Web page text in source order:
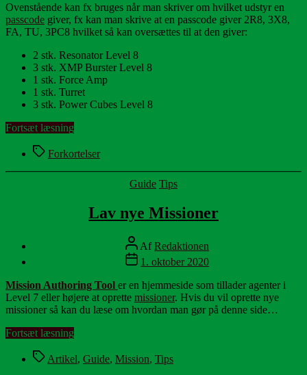
Ovenstående kan fx bruges når man skriver om hvilket udstyr en
passcode giver, fx kan man skrive at en passcode giver 2R8, 3X8,
FA, TU, 3PC8 hvilket så kan oversættes til at den giver:
2 stk. Resonator Level 8
3 stk. XMP Burster Level 8
1 stk. Force Amp
1 stk. Turret
3 stk. Power Cubes Level 8
Fortsæt læsning
TagsForkortelser
Kategorier
Guide Tips
Lav nye Missioner
Indlægsforfatter
AfRedaktionen
Indlægsdato
1. oktober 2020
Mission Authoring Tool er en hjemmeside som tillader agenter i
Level 7 eller højere at oprette missioner. Hvis du vil oprette nye
missioner så kan du læse om hvordan man gør på denne side…
Fortsæt læsning
Missioner”
TagsArtikel, Guide, Mission, Tips